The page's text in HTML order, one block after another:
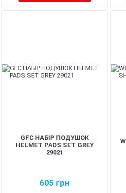
GFC НАБІР ПОДУШОК
HELMET PADS SET GREY
29021
605 грн